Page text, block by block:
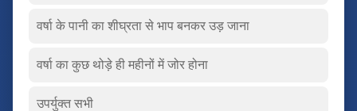
वर्षा के पानी का शीघ्रता से भाप बनकर उड़ जाना
वर्षा का कुछ थोड़े ही महीनों में जोर होना
उपर्युक्त सभी